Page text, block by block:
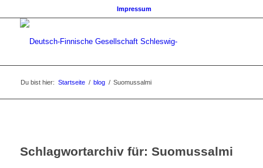
Impressum
Du bist hier: Startseite / blog / Suomussalmi
Schlagwortarchiv für: Suomussalmi